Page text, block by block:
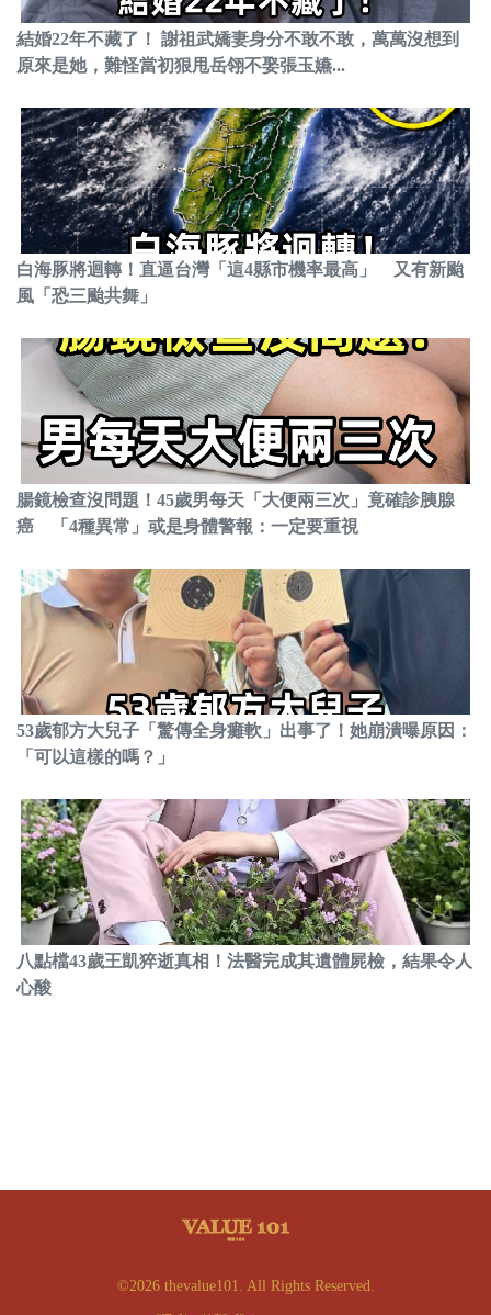
結婚22年不藏了！ 謝祖武嬌妻身分不敢不敢，萬萬沒想到
原來是她，難怪當初狠甩岳翎不娶張玉嬿...
白海豚將迴轉！直逼台灣「這4縣市機率最高」 又有新颱
風「恐三颱共舞」
腸鏡檢查沒問題！45歲男每天「大便兩三次」竟確診胰腺
癌 「4種異常」或是身體警報：一定要重視
53歲郁方大兒子「驚傳全身癱軟」出事了！她崩潰曝原因：
「可以這樣的嗎？」
八點檔43歲王凱猝逝真相！法醫完成其遺體屍檢，結果令人
心酸
©2026 thevalue101. All Rights Reserved.